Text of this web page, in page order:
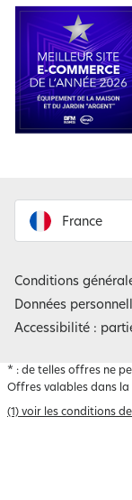
France
Belgique
Conditions
Données
Accessibilité :
* : de telles offres ne
Offres valables dans la
(1) voir les conditions